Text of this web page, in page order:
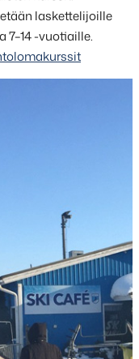
laskettelijoille
-vuotiaille.